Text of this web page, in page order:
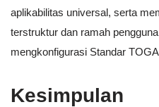
aplikabilitas universal, serta
terstruktur dan ramah
mengkonfigurasi Standar
Kesimpulan